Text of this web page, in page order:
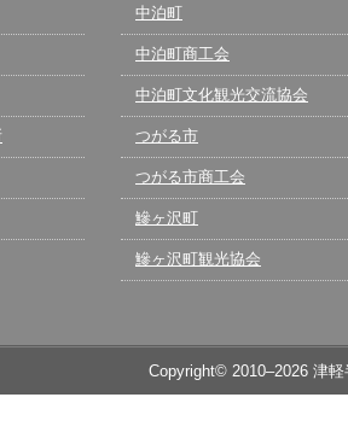
中泊町
中泊町商工会
中泊町文化観光交流協会
つがる市
つがる市商工会
鰺ヶ沢町
鰺ヶ沢町観光協会
Copyright© 2010–2026 津